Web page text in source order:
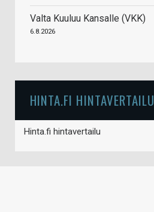
Valta Kuuluu Kansalle (VKK)
6.8.2026
HINTA.FI HINTAVERTAILU
Hinta.fi hintavertailu